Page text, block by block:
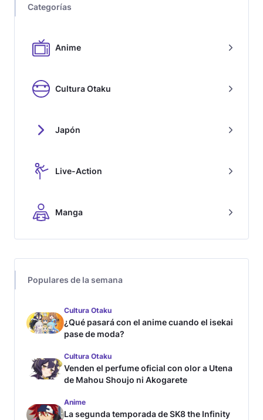
Categorías
Anime
Cultura Otaku
Japón
Live-Action
Manga
Populares de la semana
Cultura Otaku
¿Qué pasará con el anime cuando el isekai
pase de moda?
Cultura Otaku
Venden el perfume oficial con olor a Utena
de Mahou Shoujo ni Akogarete
Anime
La segunda temporada de SK8 the Infinity